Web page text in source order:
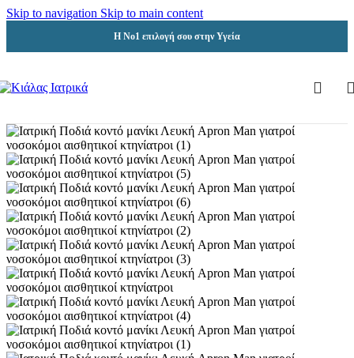
Skip to navigation Skip to main content
Η Νο1 επιλογή σου στην Υγεία